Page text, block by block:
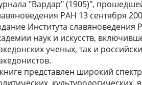
"Вардар" (1905)",
РАН 13 сентября
Института
наук и искусств,
ученых, так и
представлен широкий
культурологических,